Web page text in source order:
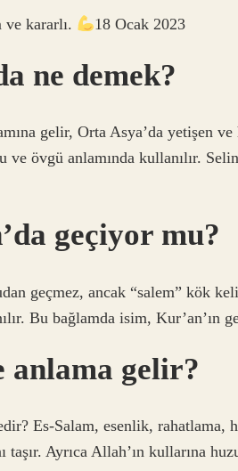
ve kararlı. 18 Ocak 2023
ne demek?
gelir, Orta Asya’da yetişen
ve övgü anlamında kullanılır.
geçiyor mu?
geçmez, ancak “salem” kök
Bu bağlamda isim, Kur’an’ın
anlama gelir?
Es-Salam, esenlik, rahatlama,
taşır. Ayrıca Allah’ın kullarına